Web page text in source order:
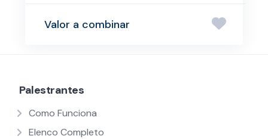
Valor a combinar
Palestrantes
Como Funciona
Elenco Completo